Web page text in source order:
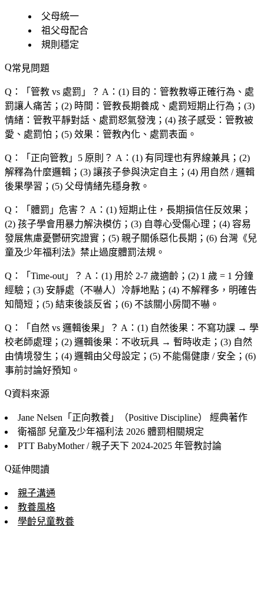
父母統一
祖父母配合
規則穩定
常見問題
Q：「 管教 vs 處罰 」？ A：(1) 目的：管教教導正確行為、處
罰讓人痛苦；(2) 時間：管教長期養成、處罰短期止行為；(3)
情緒：管教平靜對話、處罰怒氣發洩；(4) 孩子感受：管教被
愛、處罰怕；(5) 效果：管教內化、處罰表面。
Q：「 正向管教 」5 原則？ A：(1) 有同理也有界線兼具；(2)
解釋為什麼邏輯；(3) 讓孩子參與決定自主；(4) 用自然 / 邏輯
後果學習；(5) 父母情緒先穩身教。
Q：「 體罰 」危害？ A：(1) 短期止住，長期損信任反效果；
(2) 孩子學會用暴力解決模仿；(3) 自尊心受傷心理；(4) 容易
發展焦慮憂鬱研究證實；(5) 親子關係惡化長期；(6) 台灣《兒
童及少年福利法》禁止過度體罰法規。
Q：「 Time-out 」？ A：(1) 用於 2-7 歲適齡；(2) 1 歲 = 1 分鐘
經驗；(3) 安靜處（不嚇人）冷靜地點；(4) 不解釋多，明確告
知簡短；(5) 結束後談反省；(6) 不該關小房間不嚇。
Q：「 自然 vs 邏輯後果 」？ A：(1) 自然後果：不寫功課 → 學
校老師處理；(2) 邏輯後果：不收玩具 → 暫時收走；(3) 自然
由情境發生；(4) 邏輯由父母設定；(5) 不能傷健康 / 安全；(6)
事前討論好預知。
資料來源
Jane Nelsen「正向教養」（Positive Discipline）
經典著作
衛福部 兒童及少年福利法 2026 體罰相關規定
PTT BabyMother / 親子天下 2024-2025 年管教討論
延伸閱讀
親子溝通
教養風格
學齡兒童教養